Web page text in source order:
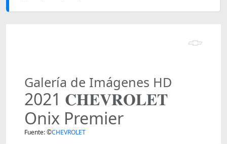
Galería de Imágenes HD
2021 𝐂𝐇𝐄𝐕𝐑𝐎𝐋𝐄𝐓
Onix Premier
Fuente: ©CHEVROLET